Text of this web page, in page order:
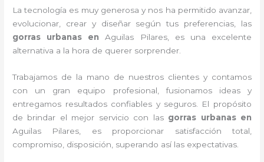
La tecnología es muy generosa y nos ha permitido avanzar,
evolucionar, crear y diseñar según tus preferencias, las
gorras urbanas enAguilas Pilares, es una excelente
alternativa a la hora de querer sorprender.
Trabajamos de la mano de nuestros clientes y contamos
con un gran equipo profesional, fusionamos ideas y
entregamos resultados confiables y seguros. El propósito
de brindar el mejor servicio con las gorras urbanas en
Aguilas Pilares, es proporcionar satisfacción total,
compromiso, disposición, superando así las expectativas.